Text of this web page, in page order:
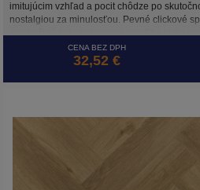
imitujúcim vzhľad a pocit chôdze po
nostalgiou za minulosťou. Pevné clickové
predurčujú tieto dekory pre použitie aj do
CENA BEZ DPH
32,52 €